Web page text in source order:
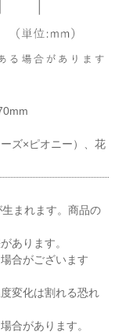
ズ×ピオニー）、花
まれます。商品の
あります。
合がございます
変化は割れる恐れ
合があります。